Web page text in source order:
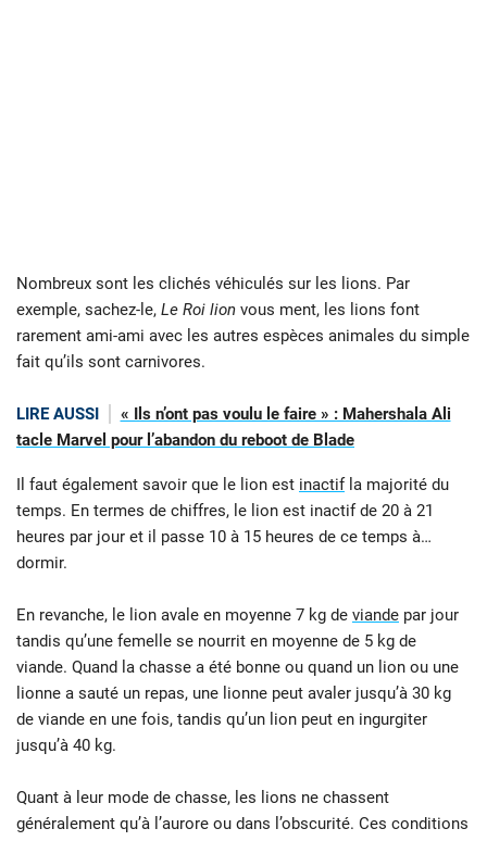
Nombreux sont les clichés véhiculés sur les lions. Par
exemple, sachez-le, Le Roi lion vous ment, les lions font
rarement ami-ami avec les autres espèces animales du simple
fait qu’ils sont carnivores.
LIRE AUSSI
« Ils n’ont pas voulu le faire » : Mahershala Ali
tacle Marvel pour l’abandon du reboot de Blade
Il faut également savoir que le lion est inactifla majorité du
temps. En termes de chiffres, le lion est inactif de 20 à 21
heures par jour et il passe 10 à 15 heures de ce temps à…
dormir.
En revanche, le lion avale en moyenne 7 kg de viande par jour
tandis qu’une femelle se nourrit en moyenne de 5 kg de
viande. Quand la chasse a été bonne ou quand un lion ou une
lionne a sauté un repas, une lionne peut avaler jusqu’à 30 kg
de viande en une fois, tandis qu’un lion peut en ingurgiter
jusqu’à 40 kg.
Quant à leur mode de chasse, les lions ne chassent
généralement qu’à l’aurore ou dans l’obscurité. Ces conditions